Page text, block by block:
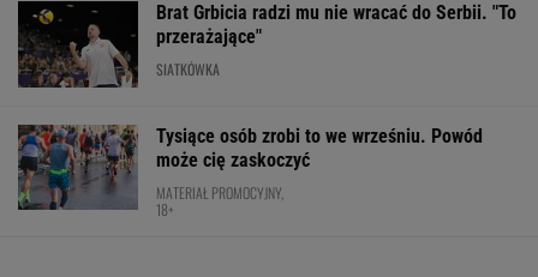
Brat Grbicia radzi mu nie wracać do Serbii. "To
przerażające"
SIATKÓWKA
Tysiące osób zrobi to we wrześniu. Powód
może cię zaskoczyć
MATERIAŁ PROMOCYJNY,
18+